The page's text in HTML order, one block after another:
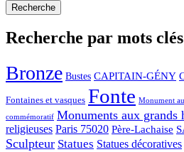
Recherche par mots
Bronze Bustes CAPITAIN-GÉNY
Fontaines et vasques Fonte Monument
commémoratif Monuments aux grands
religieuses Paris 75020 Père-Lachaise
Sculpteur Statues Statues décoratives